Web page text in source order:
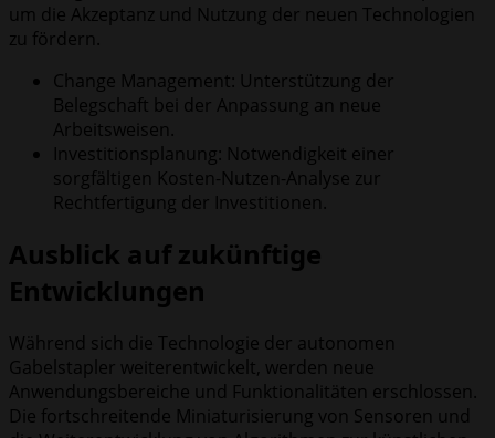
um die Akzeptanz und Nutzung der neuen Technologien
zu fördern.
Change Management: Unterstützung der
Belegschaft bei der Anpassung an neue
Arbeitsweisen.
Investitionsplanung: Notwendigkeit einer
sorgfältigen Kosten-Nutzen-Analyse zur
Rechtfertigung der Investitionen.
Ausblick auf zukünftige
Entwicklungen
Während sich die Technologie der autonomen
Gabelstapler weiterentwickelt, werden neue
Anwendungsbereiche und Funktionalitäten erschlossen.
Die fortschreitende Miniaturisierung von Sensoren und